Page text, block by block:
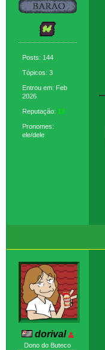
Posts: 144
Tópicos: 3
Entrou em: Feb
2026
Reputação: 12
Pronomes:
ele/dele
dorival
Dono do Buteco